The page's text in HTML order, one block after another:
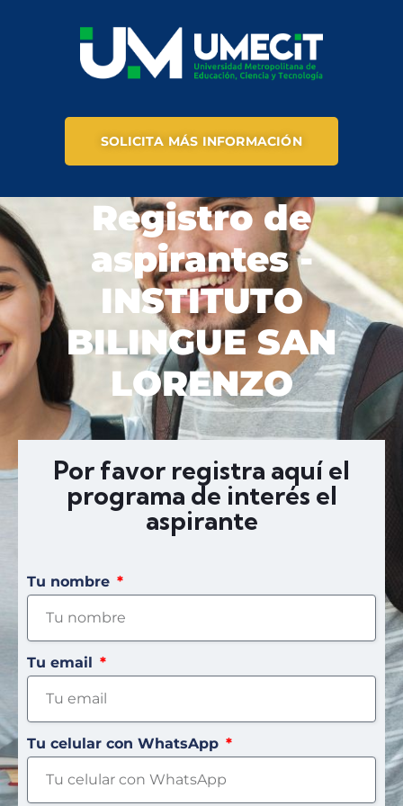
SOLICITA MÁS INFORMACIÓN
Registro de
aspirantes -
INSTITUTO
BILINGUE SAN
LORENZO
Por favor registra aquí el
programa de interés el
aspirante
Tu nombre
Tu email
Tu celular con WhatsApp